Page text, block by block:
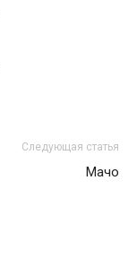
Следующая статья
Мачо